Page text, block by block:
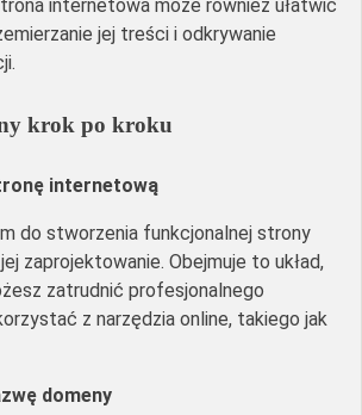
internetowa może również ułatwić
jej treści i odkrywanie
krok po kroku
internetową
do stworzenia funkcjonalnej strony
zaprojektowanie. Obejmuje to układ,
zatrudnić profesjonalnego
z narzędzia online, takiego jak
domeny